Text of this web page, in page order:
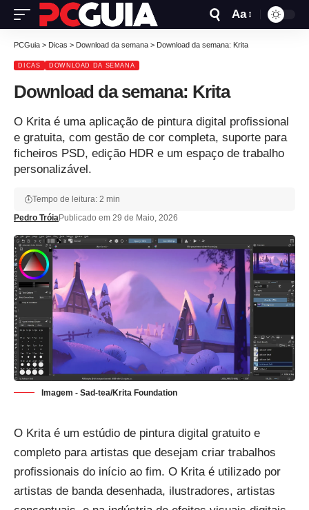
Aa
PCGuia > Dicas > Download da semana > Download da semana: Krita
DICAS DOWNLOAD DA SEMANA
Download da semana: Krita
O Krita é uma aplicação de pintura digital profissional
e gratuita, com gestão de cor completa, suporte para
ficheiros PSD, edição HDR e um espaço de trabalho
personalizável.
Pedro TróiaPublicado em 29 de Maio, 2026
Tempo de leitura: 2 min
Imagem - Sad-tea/Krita Foundation
O Krita é um estúdio de pintura digital gratuito e
completo para artistas que desejam criar trabalhos
profissionais do início ao fim. O Krita é utilizado por
artistas de banda desenhada, ilustradores, artistas